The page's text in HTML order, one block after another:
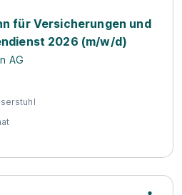
für Versicherungen und
2026 (m/w/d)
AG